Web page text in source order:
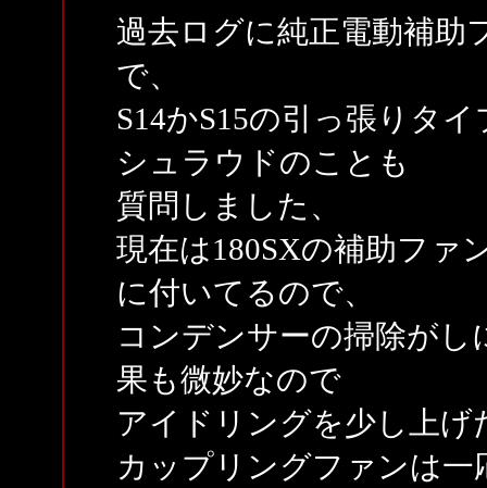
過去ログに純正電動補助
で、
S14かS15の引っ張りタ
シュラウドのことも
質問しました、
現在は180SXの補助ファ
に付いてるので、
コンデンサーの掃除が
果も微妙なので
アイドリングを少し上
カップリングファンは